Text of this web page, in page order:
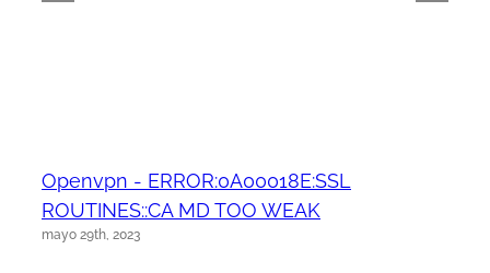
Openvpn - ERROR:0A00018E:SSL
ROUTINES::CA MD TOO WEAK
mayo 29th, 2023